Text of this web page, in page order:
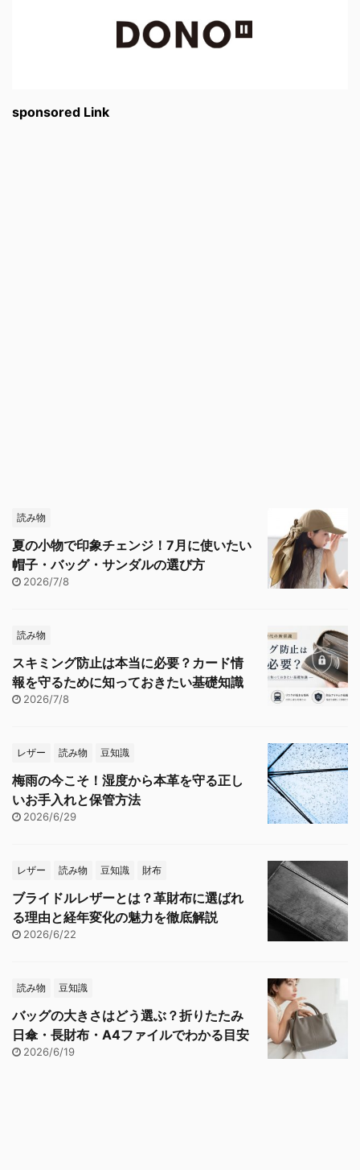
sponsored Link
読み物
夏の小物で印象チェンジ！7月に使いたい
帽子・バッグ・サンダルの選び方
2026/7/8
読み物
スキミング防止は本当に必要？カード情
報を守るために知っておきたい基礎知識
2026/7/8
レザー 読み物 豆知識
梅雨の今こそ！湿度から本革を守る正し
いお手入れと保管方法
2026/6/29
レザー 読み物 豆知識 財布
ブライドルレザーとは？革財布に選ばれ
る理由と経年変化の魅力を徹底解説
2026/6/22
読み物 豆知識
バッグの大きさはどう選ぶ？折りたたみ
日傘・長財布・A4ファイルでわかる目安
2026/6/19